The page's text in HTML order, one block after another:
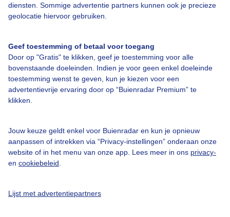
diensten. Sommige advertentie partners kunnen ook je precieze
geolocatie hiervoor gebruiken.
Geef toestemming of betaal voor toegang
Door op "Gratis" te klikken, geef je toestemming voor alle
bovenstaande doeleinden. Indien je voor geen enkel doeleinde
toestemming wenst te geven, kun je kiezen voor een
advertentievrije ervaring door op “Buienradar Premium” te
klikken.
Jouw keuze geldt enkel voor Buienradar en kun je opnieuw
aanpassen of intrekken via “Privacy-instellingen” onderaan onze
website of in het menu van onze app. Lees meer in ons privacy-
en cookiebeleid
Lijst met advertentiepartners
Over Buienradar
Veelgestelde vragen
Contact
Toegankelijkheid
Gebruikersvoorwaarden
Buienradar Team
Privacy beleid
Privacy instellingen